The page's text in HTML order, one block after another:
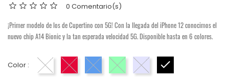
0 Comentario(s)
¡Primer modelo de los de Cupertino con 5G! Con la llegada del iPhone 12 conocimos el
nuevo chip A14 Bionic y la tan esperada velocidad 5G. Disponible hasta en 6 colores.
Color : BlancoProduct Red
Azul Verde Malva